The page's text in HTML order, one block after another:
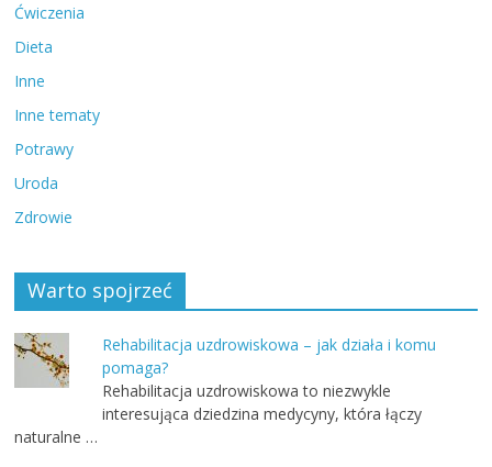
Ćwiczenia
Dieta
Inne
Inne tematy
Potrawy
Uroda
Zdrowie
Warto spojrzeć
Rehabilitacja uzdrowiskowa – jak działa i komu
pomaga?
Rehabilitacja uzdrowiskowa to niezwykle
interesująca dziedzina medycyny, która łączy
naturalne …